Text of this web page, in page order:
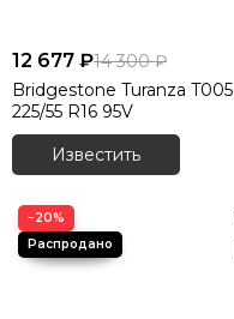
12 677 ₽14 300 ₽
Bridgestone Turanza T005
225/55 R16 95V
Известить
−20%